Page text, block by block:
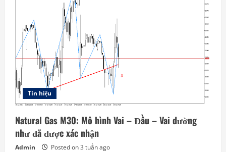
Tín hiệu
Natural Gas M30: Mô hình Vai – Đầu – Vai dường
như đã được xác nhận
Admin Posted on 3 tuần ago